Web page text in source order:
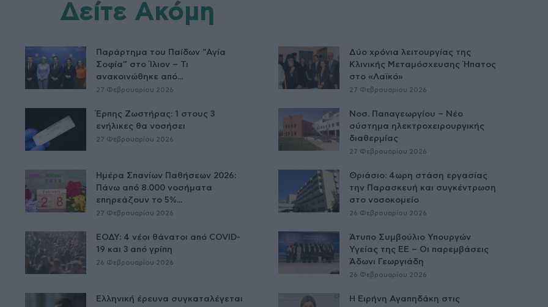
Δείτε Ακόμη
Παράρτημα του Παίδων “Αγία
Σοφία” στο Ίλιον – Τι
ανακοινώθηκε από...
27 Φεβρουαρίου 2026
Δύο χρόνια λειτουργίας της
Κλινικής Μεταμόσχευσης Ήπατος
στο «Λαϊκό»
27 Φεβρουαρίου 2026
Έρπης Ζωστήρας: 1 στους 3
ενήλικες θα νοσήσει
27 Φεβρουαρίου 2026
Νοσ. Παπαγεωργίου – Νέο
σύστημα ηλεκτροχειρουργικής
διαθερμίας
27 Φεβρουαρίου 2026
Ημέρα Σπανίων Παθήσεων 2026:
Πάνω από 8.000 νοσήματα
επηρεάζουν το 5%...
27 Φεβρουαρίου 2026
Θριάσιο: 4ωρη στάση εργασίας
την Παρασκευή και συγκέντρωση
στο νοσοκομείο
26 Φεβρουαρίου 2026
ΕΟΔΥ: 4 νέοι θάνατοι από COVID-
19 και 3 από γρίπη
26 Φεβρουαρίου 2026
Άτυπο Συμβούλιο Υπουργών
Υγείας της ΕE – Οι παρεμβάσεις
Άδωνι Γεωργιάδη
26 Φεβρουαρίου 2026
Ελληνική έρευνα συγκαταλέγεται Η Ειρήνη Αγαπηδάκη στις